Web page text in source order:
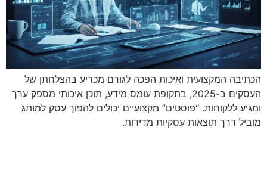
הכתיבה המקצועית ואיכות הפכה לגורם מכריע בהצלחתן של
העסקים ב-2025, בתקופת עומס מידע, תוכן איכותי מספק ערך
ומגיע ללקוחות. “פוסטים” מקצועיים יכולים להפוך עסק למותג
מוביל דרך תוצאות עסקיות מדידות.